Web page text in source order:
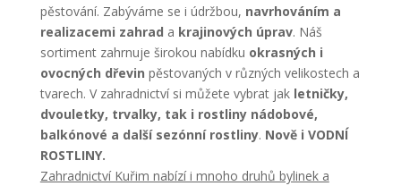
pěstování. Zabýváme se i údržbou, navrhováním a
realizacemi zahrad a krajinových úprav. Náš
sortiment zahrnuje širokou nabídku okrasných i
ovocných dřevin pěstovaných v různých velikostech a
tvarech. V zahradnictví si můžete vybrat jak letničky,
dvouletky, trvalky, tak i rostliny nádobové,
balkónové a další sezónní rostliny. Nově i VODNÍ
ROSTLINY.
Zahradnictví Kuřim nabízí i mnoho druhů bylinek a